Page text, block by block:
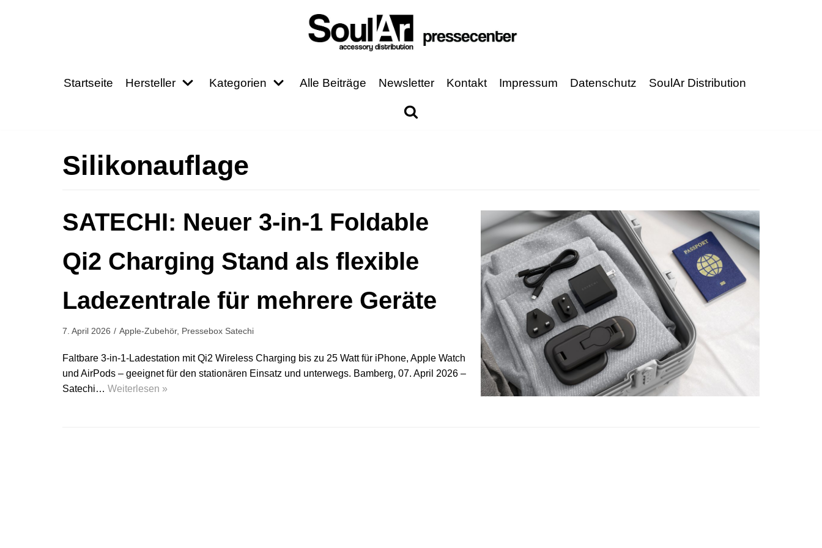
Startseite Hersteller Kategorien Alle Beiträge Newsletter Kontakt Impressum Datenschutz SoulAr Distribution
Silikonauflage
SATECHI: Neuer 3-in-1 Foldable
Qi2 Charging Stand als flexible
Ladezentrale für mehrere Geräte
7. April 2026 Apple-Zubehör, Pressebox Satechi
Faltbare 3-in-1-Ladestation mit Qi2 Wireless Charging bis zu 25 Watt für iPhone, Apple Watch
und AirPods – geeignet für den stationären Einsatz und unterwegs. Bamberg, 07. April 2026 –
Satechi… Weiterlesen »